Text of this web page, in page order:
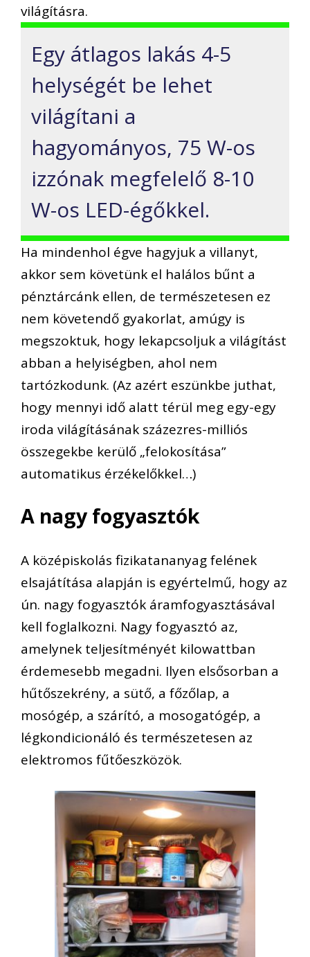
világításra.
Egy átlagos lakás 4-5
helységét be lehet
világítani a
hagyományos, 75 W-os
izzónak megfelelő 8-10
W-os LED-égőkkel.
Ha mindenhol égve hagyjuk a villanyt,
akkor sem követünk el halálos bűnt a
pénztárcánk ellen, de természetesen ez
nem követendő gyakorlat, amúgy is
megszoktuk, hogy lekapcsoljuk a világítást
abban a helyiségben, ahol nem
tartózkodunk. (Az azért eszünkbe juthat,
hogy mennyi idő alatt térül meg egy-egy
iroda világításának százezres-milliós
összegekbe kerülő „felokosítása”
automatikus érzékelőkkel…)
A nagy fogyasztók
A középiskolás fizikatananyag felének
elsajátítása alapján is egyértelmű, hogy az
ún. nagy fogyasztók áramfogyasztásával
kell foglalkozni. Nagy fogyasztó az,
amelynek teljesítményét kilowattban
érdemesebb megadni. Ilyen elsősorban a
hűtőszekrény, a sütő, a főzőlap, a
mosógép, a szárító, a mosogatógép, a
légkondicionáló és természetesen az
elektromos fűtőeszközök.